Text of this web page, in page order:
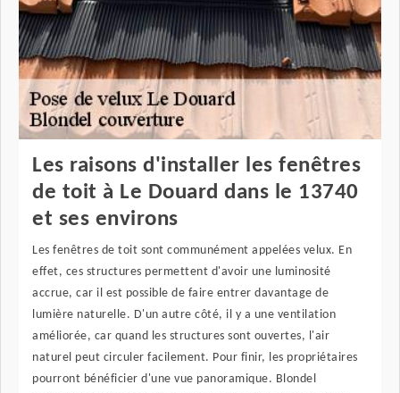
Les raisons d'installer les fenêtres
de toit à Le Douard dans le 13740
et ses environs
Les fenêtres de toit sont communément appelées velux. En
effet, ces structures permettent d'avoir une luminosité
accrue, car il est possible de faire entrer davantage de
lumière naturelle. D'un autre côté, il y a une ventilation
améliorée, car quand les structures sont ouvertes, l'air
naturel peut circuler facilement. Pour finir, les propriétaires
pourront bénéficier d'une vue panoramique. Blondel